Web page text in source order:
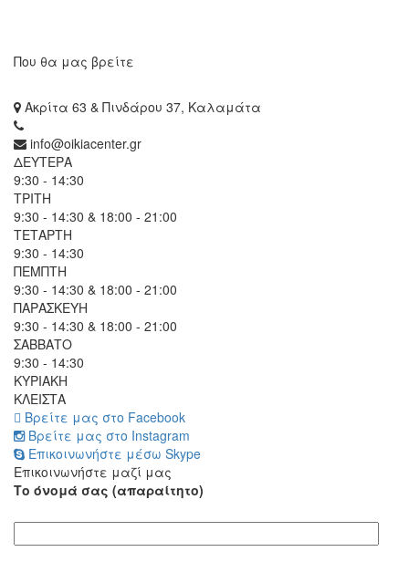
Που θα μας βρείτε
Ακρίτα 63 & Πινδάρου 37, Καλαμάτα
info@oikiacenter.gr
ΔΕΥΤΕΡΑ
9:30 - 14:30
ΤΡΙΤΗ
9:30 - 14:30 & 18:00 - 21:00
ΤΕΤΑΡΤΗ
9:30 - 14:30
ΠΕΜΠΤΗ
9:30 - 14:30 & 18:00 - 21:00
ΠΑΡΑΣΚΕΥΗ
9:30 - 14:30 & 18:00 - 21:00
ΣΑΒΒΑΤΟ
9:30 - 14:30
ΚΥΡΙΑΚΗ
ΚΛΕΙΣΤΑ
Βρείτε μας στο Facebook
Βρείτε μας στο Instagram
Επικοινωνήστε μέσω Skype
Επικοινωνήστε μαζί μας
Το όνομά σας (απαραίτητο)